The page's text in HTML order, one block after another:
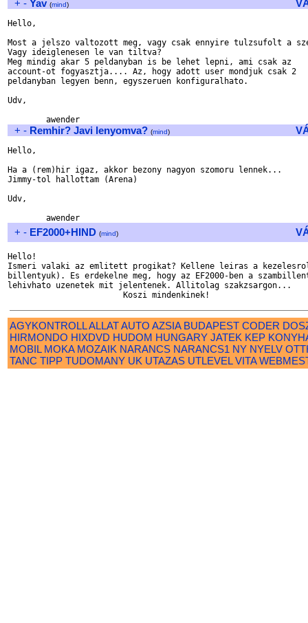
+ - Yav (mind)
Hello,
Most a jelszo valtozott meg, vagy csak ennyire tulzsufolt a
Vagy ideiglenesen le van tiltva?
Meg mindig akar 5 peldanyban is be lehet lepni, ami csak az
account-ot fogyasztja.... Az, hogy adott user mondjuk csak 2
peldanyban legyen benn, egyszeruen konfiguralhato.
Udv,
+ - Remhir? Javi lenyomva? (mind)
Hello,
Ha a (rem)hir igaz, akkor bezony nagyon szomoru lennek...
Jimmy-tol hallottam (Arena)
Udv,
+ - EF2000+HIND (mind)
Hello!
Ismeri valaki az emlitett progikat? Kellene leiras a
billentyuk). Es erdekelne meg, hogy az EF2000-ben a
lehivhato uzenetek mit jelentenek. Allitolag szakzsargon...
AGYKONTROLLALLATAUTO AZSIA BUDAPEST CODER
HIRMONDO HIXDVD HUDOM HUNGARY JATEK KEP
MOBIL MOKA MOZAIK NARANCS NARANCS1 NY NYELV
TANC TIPP TUDOMANY UK UTAZAS UTLEVEL VITA